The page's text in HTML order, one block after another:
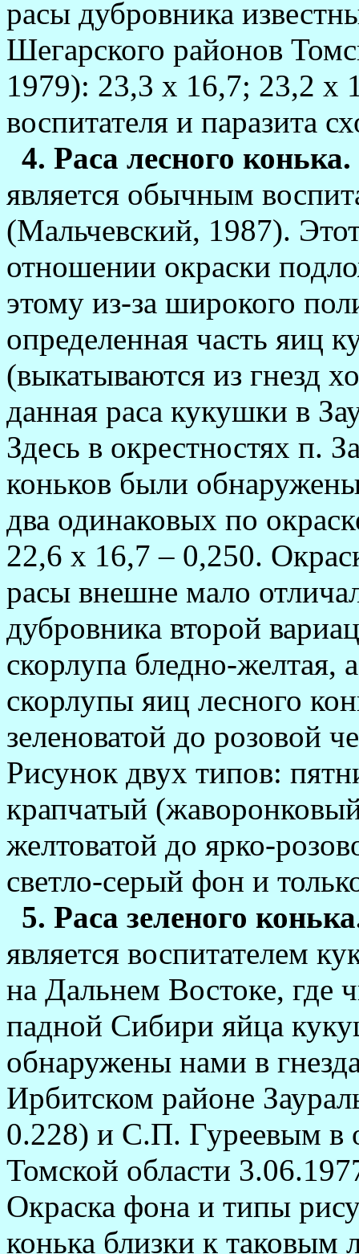
расы дубровника
Шегарского районов
1979): 23,3 х 16,7; 23,2 х
воспитателя и паразита
4. Раса лесного конька.
является обычным
(Мальчевский, 1987).
отношении окраски
этому из-за широкого
определенная часть яиц
(выкатываются из гнезд
данная раса кукушки в
Здесь в окрестностях п.
коньков были
два одинаковых по
22,6 х 16,7 – 0,250.
расы внешне мало
дубровника второй
скорлупа блед­но-желтая,
скорлупы яиц лесного
зеленоватой до розовой
Рисунок двух типов:
крапчатый
желтоватой до ярко-
светло-серый фон и
5. Раса зеленого
является воспитателем
на Дальнем Востоке, где
падной Сибири яйца
обнаружены нами в
Ирбитском районе
0.228) и С.П. Гуреевым в
Томской области
Окраска фона и типы
конька близки к таковым